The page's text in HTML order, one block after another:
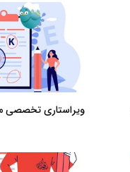
ویراستاری تخصصی